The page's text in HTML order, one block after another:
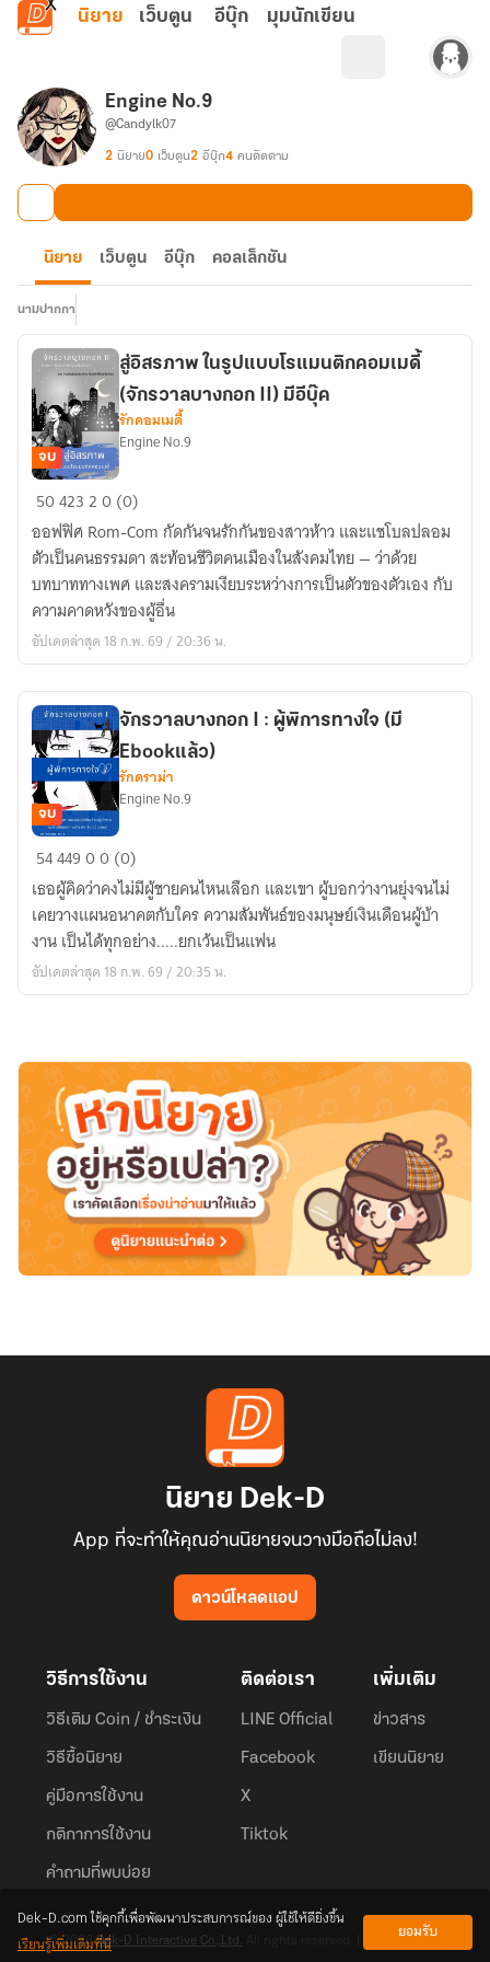
ข้ามไปยังเนื้อหาหลัก
นิยาย เว็บตูน อีบุ๊ก มุมนักเขียน
Engine No.9
@Candylk07
2 นิยาย0 เว็บตูน2 อีบุ๊ก4 คนติดตาม
นิยาย เว็บตูน อีบุ๊ก คอลเล็กชัน
นามปากกา
สู่
อิสรภาพ
ใน
รูป
แบบ
โร
แมน
คอม
เม
ดี้
(จักรวาล
บางกอก
II)
มี
อี
บุ๊ค
จบ
สู่อิสรภาพ ในรูปแบบโรแมนติกคอมเมดี้
(จักรวาลบางกอก II) มีอีบุ๊ค
รักคอมเมดี้
Engine No.9
5042320 (0)
ออฟฟิศ Rom-Com กัดกันจนรักกันของสาวห้าว และแชโบลปลอม
ตัวเป็นคนธรรมดา สะท้อนชีวิตคนเมืองในสังคมไทย — ว่าด้วย
บทบาททางเพศ และสงครามเงียบระหว่างการเป็นตัวของตัวเอง กับ
ความคาดหวังของผู้อื่น
อัปเดตล่าสุด 18 ก.พ. 69 / 20:36 น.
จักรวาล
บางกอก
I
:
ผู้
พิการ
(มี
Ebookแล้ว)
จบ
จักรวาลบางกอก I : ผู้พิการทางใจ (มี
Ebookแล้ว)
รักดราม่า
Engine No.9
5444900 (0)
เธอผู้คิดว่าคงไม่มีผู้ชายคนไหนเลือก และเขา ผู้บอกว่างานยุ่งจนไม่
เคยวางแผนอนาคตกับใคร ความสัมพันธ์ของมนุษย์เงินเดือนผู้บ้า
งาน เป็นได้ทุกอย่าง.....ยกเว้นเป็นแฟน
อัปเดตล่าสุด 18 ก.พ. 69 / 20:35 น.
นิยาย Dek-D
App ที่จะทำให้คุณอ่านนิยายจนวางมือถือไม่ลง!
ดาวน์โหลดแอป
วิธีการใช้งาน
วิธีเติม Coin / ชำระเงิน
วิธีซื้อนิยาย
คู่มือการใช้งาน
กติกาการใช้งาน
คำถามที่พบบ่อย
ติดต่อเรา
LINE Official
Facebook
X
Tiktok
เพิ่มเติม
ข่าวสาร
เขียนนิยาย
© 2026Dek-D Interactive Co.,Ltd.
Dek-D.com ใช้คุกกี้เพื่อพัฒนาประสบการณ์ของ ผู้ใช้ให้ดียิ่งขึ้น
เรียนรู้เพิ่มเติมที่นี่
ยอมรับ